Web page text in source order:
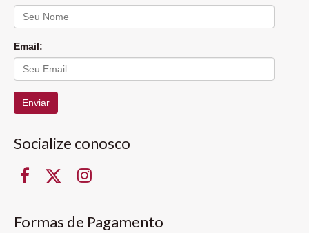
Email:
Enviar
Socialize conosco
Formas de Pagamento